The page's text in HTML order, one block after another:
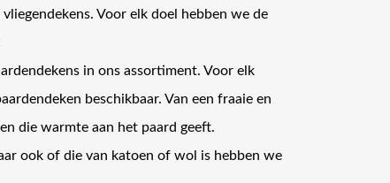
Voor elk doel hebben we de
in ons assortiment. Voor elk
beschikbaar. Van een fraaie en
die warmte aan het paard geeft.
ook of die van katoen of wol is hebben we